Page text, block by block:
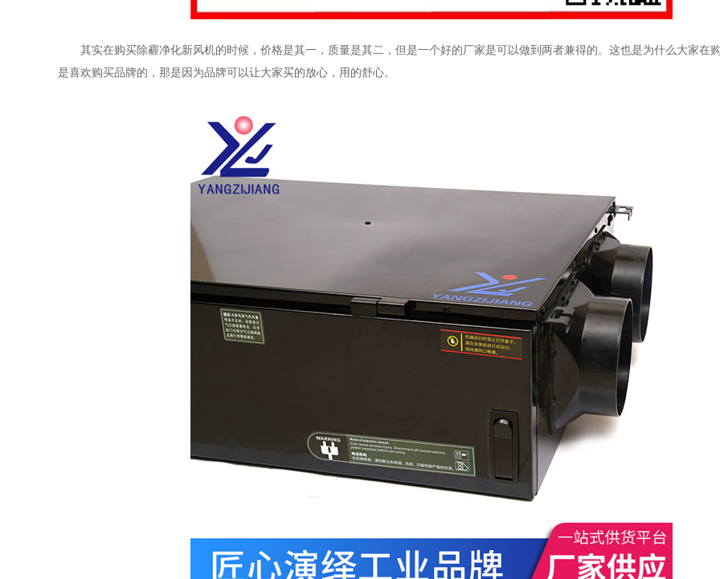
其实在购买除霾净化新风机的时候，价格是其一，质量是其二，但是一个好的厂家是可以做到两者兼得的。这也是为什么大家在
是喜欢购买品牌的，那是因为品牌可以让大家买的放心，用的舒心。